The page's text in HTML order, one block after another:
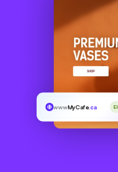
wwwMyCafe.ca